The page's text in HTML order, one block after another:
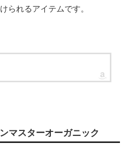
られるアイテムです。
マスターオーガニック